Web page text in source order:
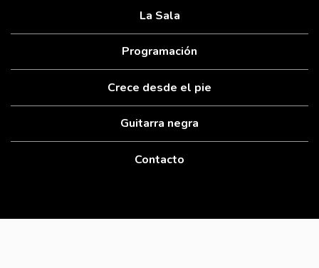
La Sala
Programación
Crece desde el pie
Guitarra negra
Contacto